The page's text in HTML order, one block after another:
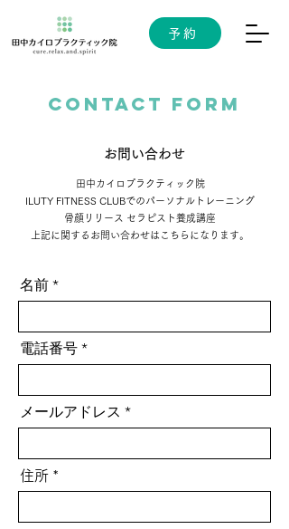
予約
contact form
お問い合わせ
田中カイロプラクティック院
ILUTY FITNESS CLUBでのパーソナルトレーニング
骨顔リリース セラピスト養成講座
上記に関するお問い合わせはこちらになります。
名前
電話番号
メールアドレス
住所